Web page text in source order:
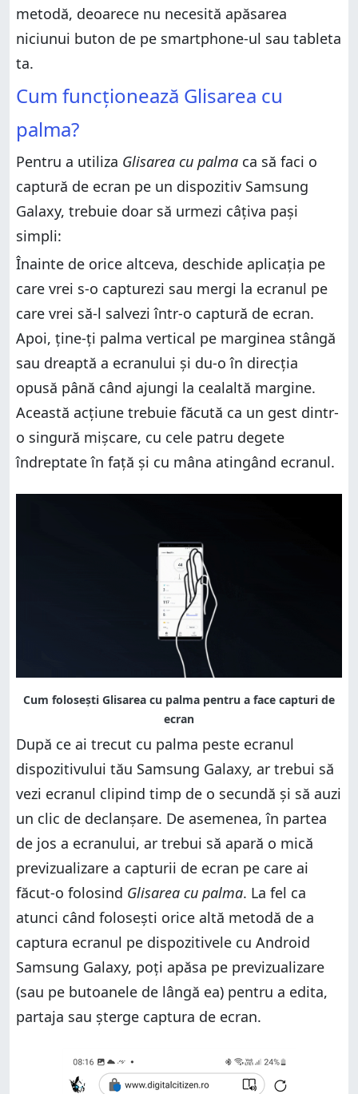
metodă, deoarece nu necesită apăsarea
niciunui buton de pe smartphone-ul sau tableta
ta.
Cum funcționează Glisarea cu
palma?
Pentru a utiliza Glisarea cu palma ca să faci o
captură de ecran pe un dispozitiv Samsung
Galaxy, trebuie doar să urmezi câțiva pași
simpli:
Înainte de orice altceva, deschide aplicația pe
care vrei s-o capturezi sau mergi la ecranul pe
care vrei să-l salvezi într-o captură de ecran.
Apoi, ține-ți palma vertical pe marginea stângă
sau dreaptă a ecranului și du-o în direcția
opusă până când ajungi la cealaltă margine.
Această acțiune trebuie făcută ca un gest dintr-
o singură mișcare, cu cele patru degete
îndreptate în față și cu mâna atingând ecranul.
După ce ai trecut cu palma peste ecranul
dispozitivului tău Samsung Galaxy, ar trebui să
vezi ecranul clipind timp de o secundă și să auzi
un clic de declanșare. De asemenea, în partea
de jos a ecranului, ar trebui să apară o mică
previzualizare a capturii de ecran pe care ai
făcut-o folosind Glisarea cu palma. La fel ca
atunci când folosești orice altă metodă de a
captura ecranul pe dispozitivele cu Android
Samsung Galaxy, poți apăsa pe previzualizare
(sau pe butoanele de lângă ea) pentru a edita,
partaja sau șterge captura de ecran.